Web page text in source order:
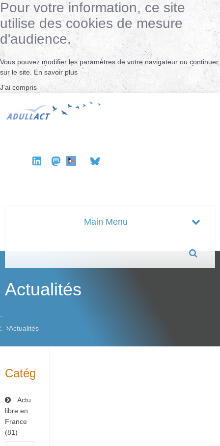
Pour votre information, ce site
utilise des cookies de mesure
d'audience.
Vous pouvez modifier les paramètres de votre navigateur ou continuer
sur le site. En savoir plus
J'ai compris
Actualités
Actualités
Catégories
Actu
libre en
France
(81)